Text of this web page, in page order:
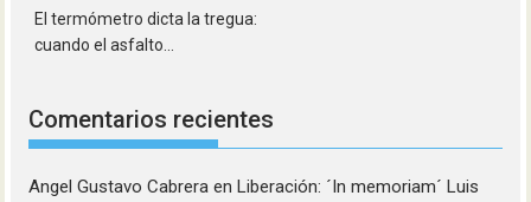
El termómetro dicta la tregua:
cuando el asfalto...
Comentarios recientes
Angel Gustavo Cabrera enLiberación: ´In memoriam´ Luis